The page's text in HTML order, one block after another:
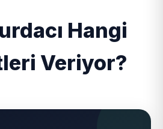
Hangi
Veriyor?